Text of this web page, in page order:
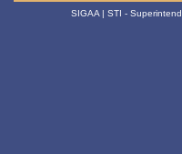
SIGAA | STI -